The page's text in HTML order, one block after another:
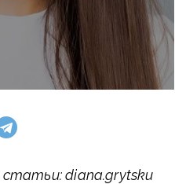
diana.grytsku